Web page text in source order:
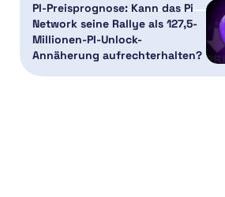
PI-Preisprognose: Kann das Pi
Network seine Rallye als 127,5-
Millionen-PI-Unlock-
Annäherung aufrechterhalten?